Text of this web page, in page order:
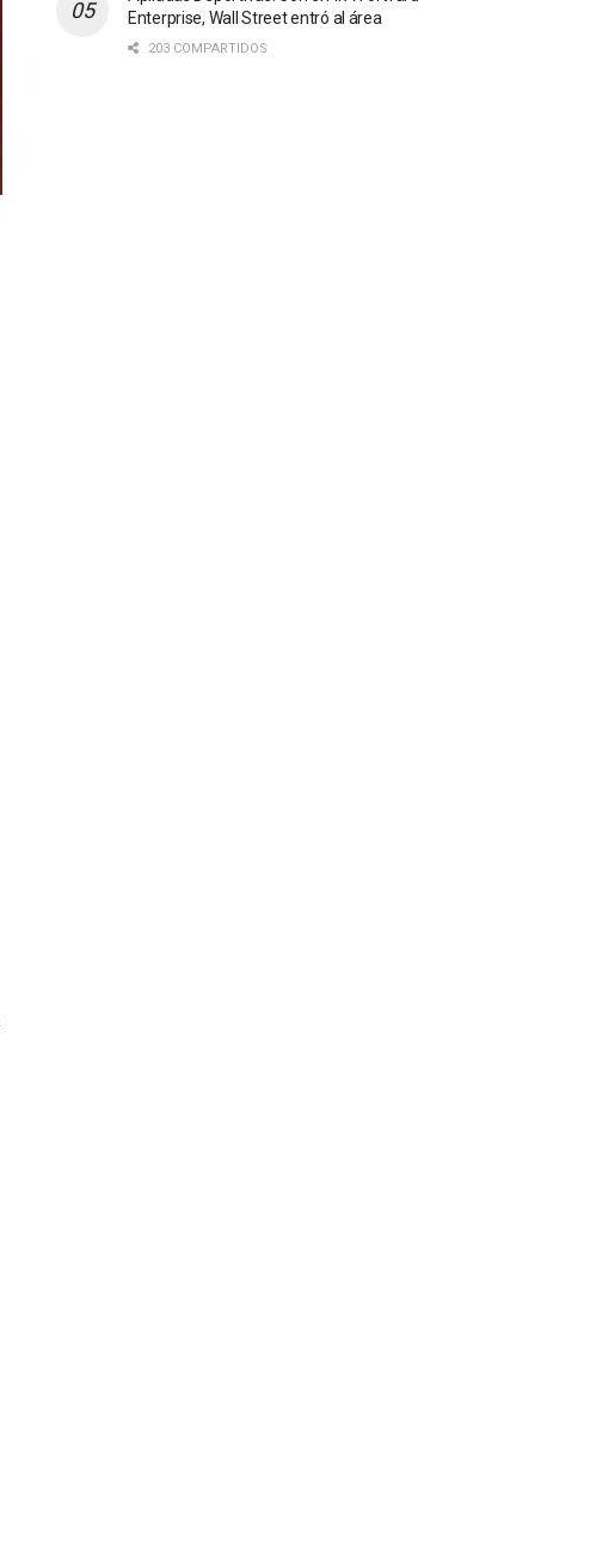
Enterprise, Wall Street entró al área
203 COMPARTIDOS